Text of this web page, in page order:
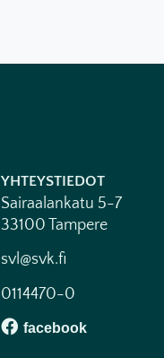
YHTEYSTIEDOT
Sairaalankatu 5-7
33100 Tampere
svl@svk.fi
0114470-0